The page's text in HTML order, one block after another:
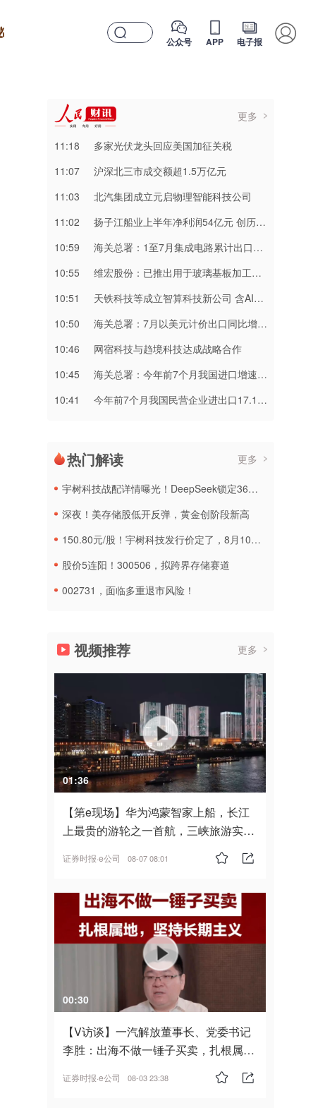
公众号 APP 电子报
更多
11:18
多家光伏龙头回应美国加征关税
11:07
​沪深北三市成交额超1.5万亿元
11:03
北汽集团成立元启物理智能科技公司
11:02
扬子江船业上半年净利润54亿元 创历史新高
10:59
海关总署：1至7月集成电路累计出口金额达2160.2亿美元 同比增长99.5%
10:55
维宏股份：已推出用于玻璃基板加工的切裂一体化产品
10:51
天铁科技等成立智算科技新公司 含AI相关业务
10:50
海关总署：7月以美元计价出口同比增23.9%
10:46
网宿科技与趋境科技达成战略合作
10:45
海关总署：今年前7个月我国进口增速快于出口8个百分点
10:41
今年前7个月我国民营企业进出口17.16万亿元 同比增长17.2%
热门解读 更多
宇树科技战配详情曝光！DeepSeek锁定36个月，社保基金多个组合参与
深夜！美存储股低开反弹，黄金创阶段新高
150.80元/股！宇树科技发行价定了，8月10日申购
股价5连阳！300506，拟跨界存储赛道
002731，面临多重退市风险！
视频推荐 更多
01:36
【第e现场】华为鸿蒙智家上船，长江
上最贵的游轮之一首航，三峡旅游实
证券时报·e公司 08-07 08:01
00:30
【V访谈】一汽解放董事长、党委书记
李胜：出海不做一锤子买卖，扎根属
证券时报·e公司 08-03 23:38